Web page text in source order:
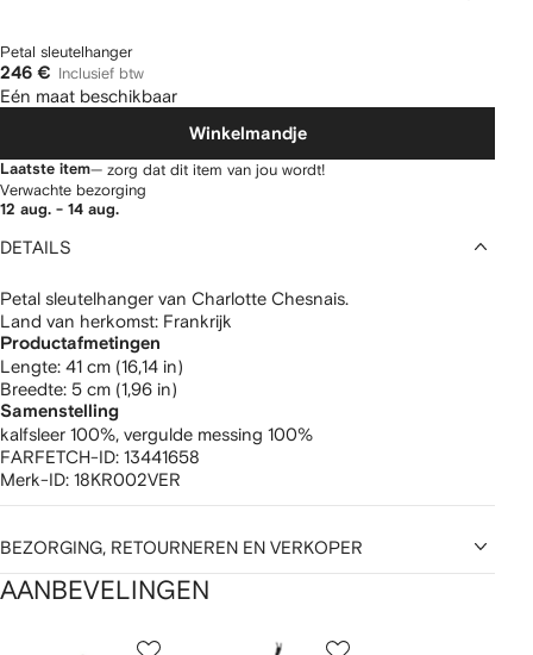
Petal sleutelhanger
246 € Inclusief btw
Eén maat beschikbaar
Winkelmandje
Laatste item— zorg dat dit item van jou wordt!
Verwachte bezorging
12 aug. - 14 aug.
DETAILS
Petal sleutelhanger van Charlotte Chesnais.
Land van herkomst: Frankrijk
Productafmetingen
lengte: 41 cm (16,14 in)
breedte: 5 cm (1,96 in)
Samenstelling
kalfsleer 100%, vergulde messing 100%
FARFETCH-ID: 13441658
Merk-ID: 18KR002VER
BEZORGING, RETOURNEREN EN VERKOPER
AANBEVELINGEN